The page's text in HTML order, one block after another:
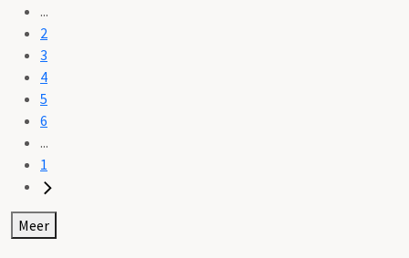
...
2
3
4
5
6
...
1
Meer